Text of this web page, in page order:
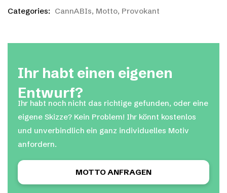
Categories: CannABIs, Motto, Provokant
Ihr habt einen eigenen
Entwurf?
Ihr habt noch nicht das richtige gefunden, oder eine
eigene Skizze? Kein Problem! Ihr könnt kostenlos
und unverbindlich ein ganz individuelles Motiv
anfordern.
MOTTO ANFRAGEN